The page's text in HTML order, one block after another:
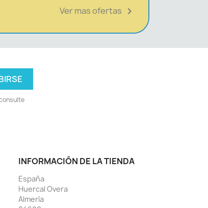
Ver mas ofertas 
INFORMACIÓN DE LA TIENDA
España
Huercal Overa
Almería